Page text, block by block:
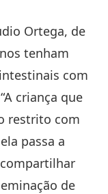
Ortega, de
tenham
com
criança que
restrito com
passa a
de